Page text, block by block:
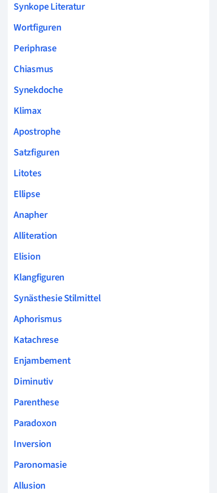
Synkope Literatur
Wortfiguren
Periphrase
Chiasmus
Synekdoche
Klimax
Apostrophe
Satzfiguren
Litotes
Ellipse
Anapher
Alliteration
Elision
Klangfiguren
Synästhesie Stilmittel
Aphorismus
Katachrese
Enjambement
Diminutiv
Parenthese
Paradoxon
Inversion
Paronomasie
Allusion